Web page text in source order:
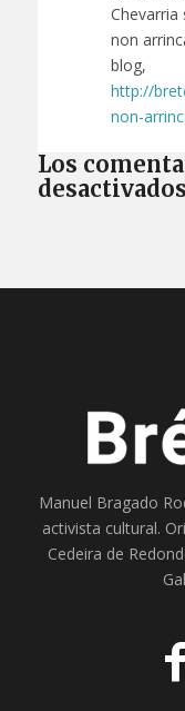
Chevarria
non
blog,
http://
non-
Los
Manuel Bragado
activista cultural.
Cedeira de